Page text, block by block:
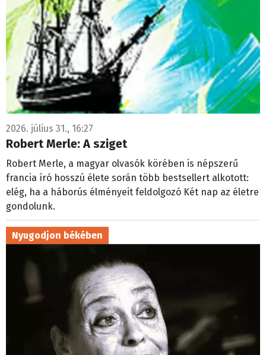
2026. július 31., 16:27
Robert Merle: A sziget
Robert Merle, a magyar olvasók körében is népszerű
francia író hosszú élete során több bestsellert alkotott:
elég, ha a háborús élményeit feldolgozó Két nap az életre
gondolunk.
Nyugodjon békében